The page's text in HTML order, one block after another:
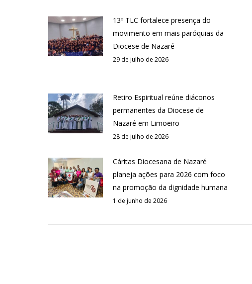
13º TLC fortalece presença do
movimento em mais paróquias da
Diocese de Nazaré
29 de julho de 2026
Retiro Espiritual reúne diáconos
permanentes da Diocese de
Nazaré em Limoeiro
28 de julho de 2026
Cáritas Diocesana de Nazaré
planeja ações para 2026 com foco
na promoção da dignidade humana
1 de junho de 2026